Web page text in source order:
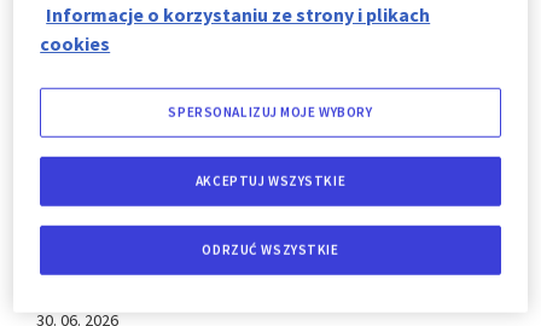
Holowanie auta – ile kosztuje i jak działa moto
assistance?
Ubezpieczenie turystyczne dla kobiet w ciąży
06. 07. 2026
Grecja – EKUZ czy kompleksowe ubezpieczenie
30. 06. 2026
Informacje o korzystaniu ze strony i plikach
cookies
SPERSONALIZUJ MOJE WYBORY
ODRZUĆ WSZYSTKIE
AKCEPTUJ WSZYSTKIE